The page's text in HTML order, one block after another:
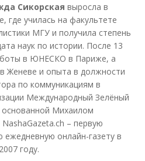
Сикорская выросла в
где училась на факультете
МГУ и получила степень
наук по истории. После 13
в ЮНЕСКО в Париже, а
Женеве и опыта в должности
по коммуникациям в
Международный Зелёный
основанной Михаилом
– первую
онлайн-газету в
году.